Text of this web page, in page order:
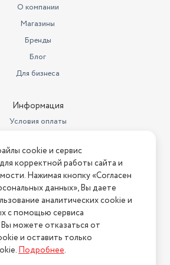
О компании
Магазины
Бренды
Блог
Для бизнеса
Информация
Условия оплаты
Условия возврата
на сайте? Напишите нам
"АстМаркет". У нас есть всё!
конфиденциальности
cookie и сервис
корректной работы сайта и
Нажимая кнопку «Согласен
данных», Вы даете
аналитических cookie и
с помощью сервиса
можете отказаться от
и оставить только
Подробнее.